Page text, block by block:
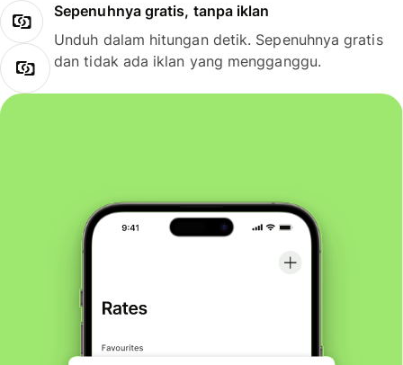
Sepenuhnya gratis, tanpa iklan
Unduh dalam hitungan detik. Sepenuhnya gratis
dan tidak ada iklan yang mengganggu.